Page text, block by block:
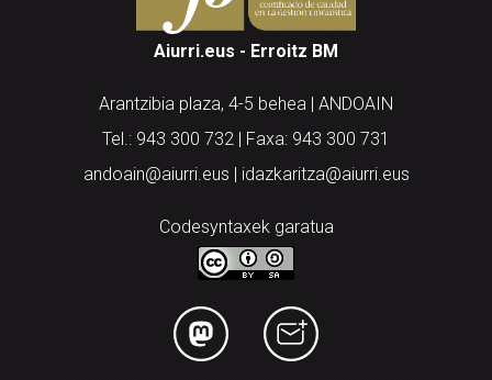
Aiurri.eus - Erroitz BM
Arantzibia plaza, 4-5 behea | ANDOAIN
Tel.: 943 300 732 | Faxa: 943 300 731
andoain@aiurri.eus | idazkaritza@aiurri.eus
Codesyntaxek garatua